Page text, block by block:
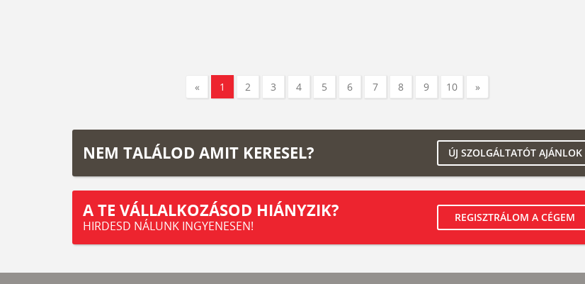
« 1 2 3 4 5 6 7 8 9 10 »
NEM TALÁLOD AMIT KERESEL? ÚJ SZOLGÁLTATÓT AJÁNLOK
A TE VÁLLALKOZÁSOD HIÁNYZIK?
HIRDESD NÁLUNK INGYENESEN!
REGISZTRÁLOM A CÉGEM